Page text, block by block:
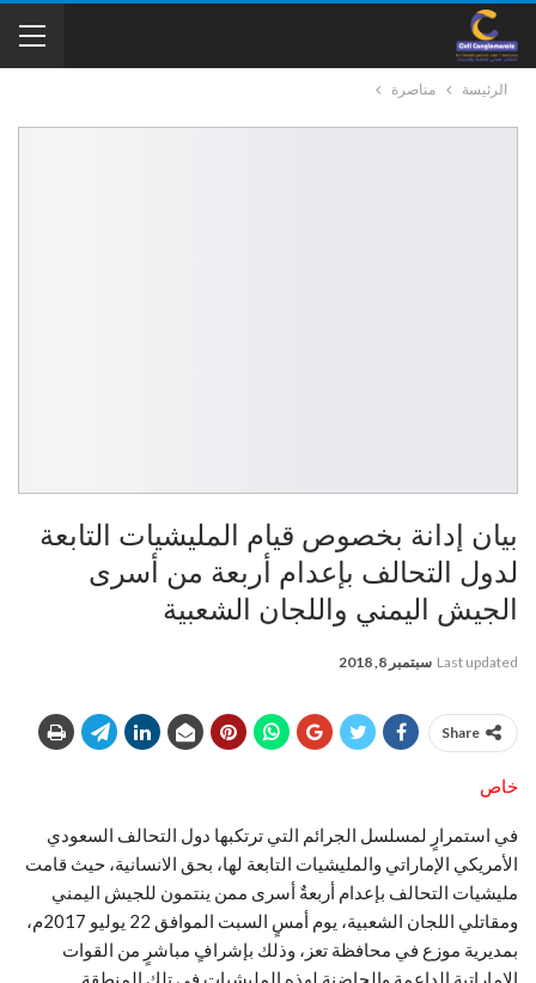
الرئيسة مناصرة
بيان إدانة بخصوص قيام المليشيات التابعة
لدول التحالف بإعدام أربعة من أسرى
الجيش اليمني واللجان الشعبية
Last updated سبتمبر 8, 2018
Share
خاص
في استمرارٍ لمسلسل الجرائم التي ترتكبها دول التحالف السعودي
الأمريكي الإماراتي والمليشيات التابعة لها، بحق الانسانية، حيث قامت
مليشيات التحالف بإعدام أربعةٌ أسرى ممن ينتمون للجيش اليمني
ومقاتلي اللجان الشعبية، يوم أمسٍ السبت الموافق 22 يوليو 2017م،
بمديرية موزع في محافظة تعز، وذلك بإشرافٍ مباشرٍ من القوات
الإماراتية الداعمة والحاضنة لهذه المليشيات في تلك المنطقة.